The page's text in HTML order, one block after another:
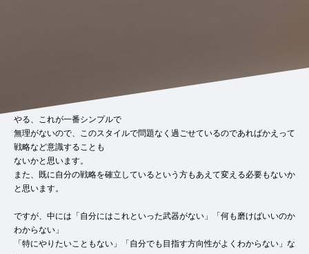
結局、自分が興味関心があること・好きなこと・得意なことをとことんまで
やる、これが一番シンプルで
無理がないので、このスタイルで問題なく過ごせているのであればかえって
戦略など意識することも
ないかと思います。
また、既に自分の戦略を確立しているという方もあえて変える必要もないか
と思います。
ですが、中には「自分にはこれといった武器がない」「何も磨けばいいのか
わからない」
「特にやりたいこともない」「自分でも目指す方向性がよくわからない」な